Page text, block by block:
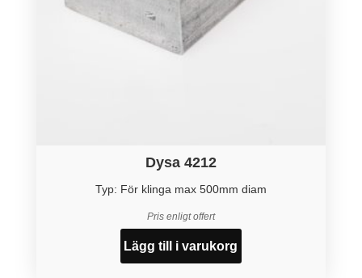
Dysa 4212
Typ: För klinga max 500mm diam
Pris enligt offert
Lägg till i varukorg